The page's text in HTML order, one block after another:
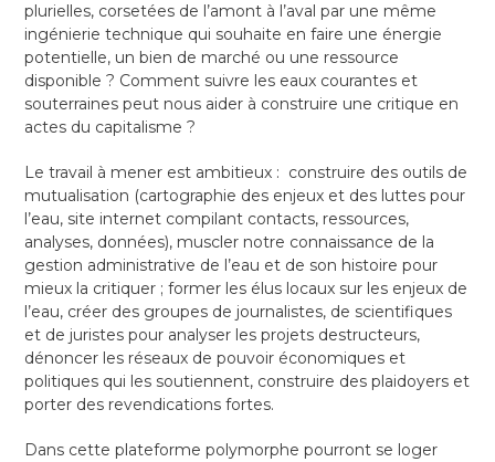
plurielles, corsetées de l’amont à l’aval par une même
ingénierie technique qui souhaite en faire une énergie
potentielle, un bien de marché ou une ressource
disponible ? Comment suivre les eaux courantes et
souterraines peut nous aider à construire une critique en
actes du capitalisme ?
Le travail à mener est ambitieux : construire des outils de
mutualisation (cartographie des enjeux et des luttes pour
l’eau, site internet compilant contacts, ressources,
analyses, données), muscler notre connaissance de la
gestion administrative de l’eau et de son histoire pour
mieux la critiquer ; former les élus locaux sur les enjeux de
l’eau, créer des groupes de journalistes, de scientifiques
et de juristes pour analyser les projets destructeurs,
dénoncer les réseaux de pouvoir économiques et
politiques qui les soutiennent, construire des plaidoyers et
porter des revendications fortes.
Dans cette plateforme polymorphe pourront se loger